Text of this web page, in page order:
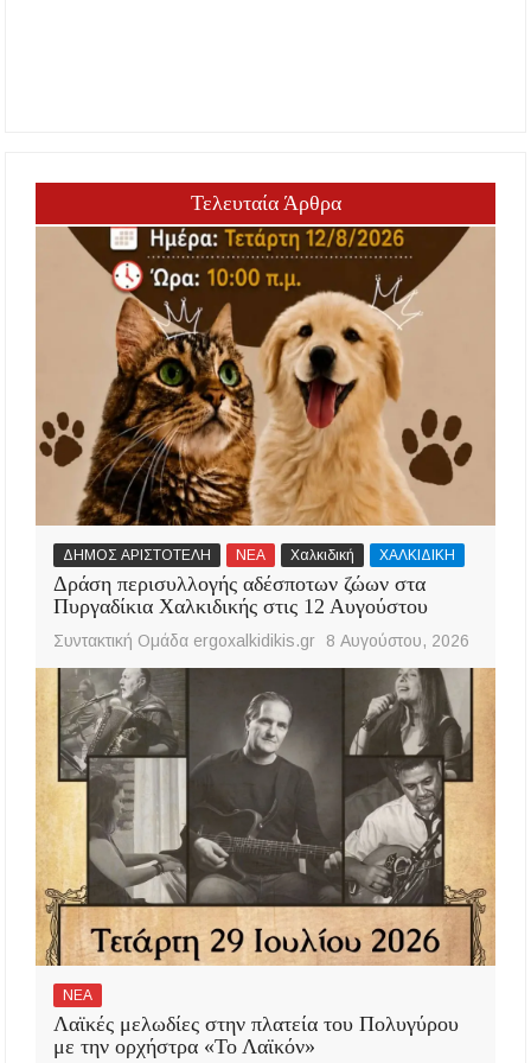
Τελευταία Άρθρα
ΔΗΜΟΣ ΑΡΙΣΤΟΤΕΛΗ ΝΕΑ Χαλκιδική ΧΑΛΚΙΔΙΚΗ
Δράση περισυλλογής αδέσποτων ζώων στα
Πυργαδίκια Χαλκιδικής στις 12 Αυγούστου
Συντακτική Ομάδα ergoxalkidikis.gr 8 Αυγούστου, 2026
ΝΕΑ
Λαϊκές μελωδίες στην πλατεία του Πολυγύρου
με την ορχήστρα «Το Λαϊκόν»